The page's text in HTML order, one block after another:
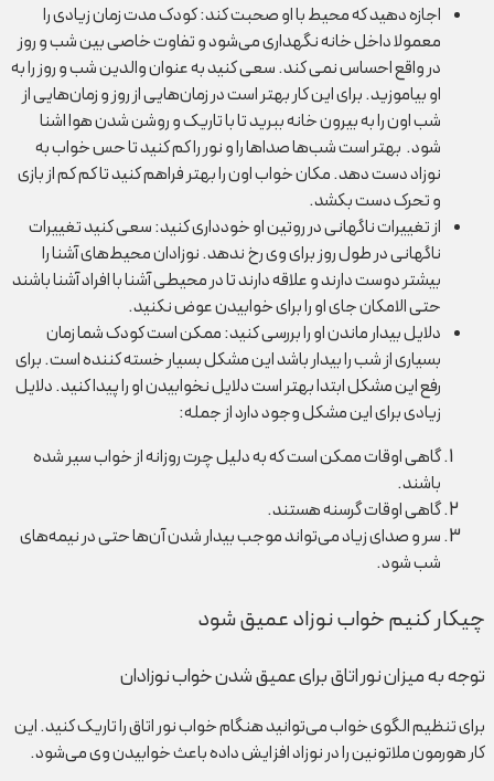
اجازه دهید که محیط با او صحبت کند:کودک مدت زمان زیادی را
معمولا داخل خانه نگهداری می‌شود و تفاوت خاصی بین شب و روز
در واقع احساس نمی کند. سعی کنید به عنوان والدین شب و روز را به
او بیاموزید. برای این کار بهتر است در زمان‌هایی از روز و زمان‌هایی از
شب اون را به بیرون خانه ببرید تا با تاریک و روشن شدن هوا اشنا
شود. بهتر است شب‌ها صدا‌ها را و نور را کم کنید تا حس خواب به
نوزاد دست دهد. مکان خواب اون را بهتر فراهم کنید تا کم کم از بازی
و تحرک دست بکشد.
از تغییرات ناگهانی در روتین او خودداری کنید:سعی کنید تغییرات
ناگهانی در طول روز برای وی رخ ندهد. نوزادان محیط‌های آشنا را
بیشتر دوست دارند و علاقه دارند تا در محیطی آشنا با افراد آشنا باشند
حتی الامکان جای او را برای خوابیدن عوض نکنید.
دلایل بیدار ماندن او را بررسی کنید:ممکن است کودک شما زمان
بسیاری از شب را بیدار باشد این مشکل بسیار خسته کننده است. برای
رفع این مشکل ابتدا بهتر است دلایل نخوابیدن او را پیدا کنید. دلایل
زیادی برای این مشکل وجود دارد از جمله:
گاهی اوقات ممکن است که به دلیل چرت روزانه از خواب سیر شده
باشند.
گاهی اوقات گرسنه هستند.
سر و صدای زیاد می‌تواند موجب بیدار شدن آن‌ها حتی در نیمه‌های
شب شود.
چیکار کنیم خواب نوزاد عمیق شود
توجه به میزان نور اتاق برای عمیق شدن خواب نوزادان
برای تنظیم الگوی خواب می‌توانید هنگام خواب نور اتاق را تاریک کنید. این
کار هورمون ملاتونین را در نوزاد افزایش داده باعث خوابیدن وی می‌شود.